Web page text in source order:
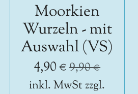
Moorkien
Wurzeln - mit
Auswahl (VS)
4,90 €9,90 €
inkl. MwSt zzgl.